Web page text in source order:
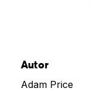
Autor
Adam Price